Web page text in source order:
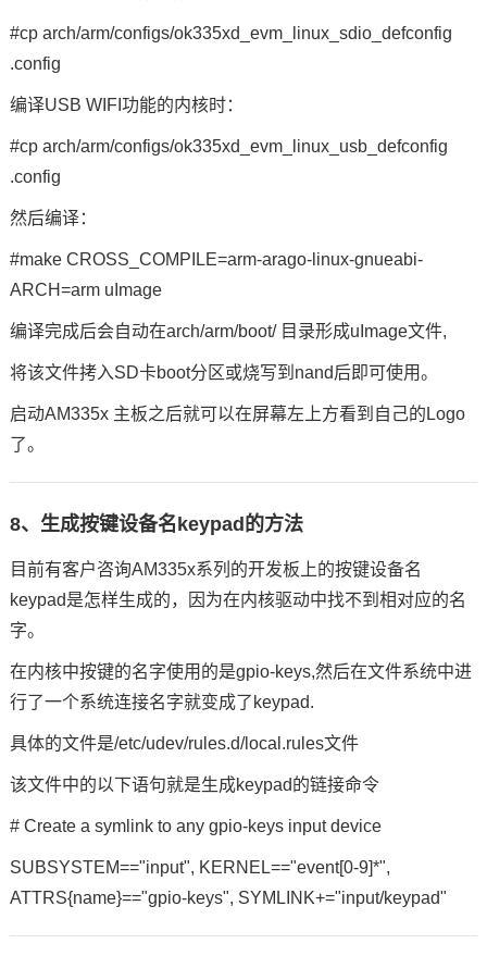
#cp arch/arm/configs/ok335xd_evm_linux_sdio_defconfig
.config
编译USB WIFI功能的内核时：
#cp arch/arm/configs/ok335xd_evm_linux_usb_defconfig
.config
然后编译：
#make CROSS_COMPILE=arm-arago-linux-gnueabi-
ARCH=arm uImage
编译完成后会自动在arch/arm/boot/ 目录形成uImage文件,
将该文件拷入SD卡boot分区或烧写到nand后即可使用。
启动AM335x 主板之后就可以在屏幕左上方看到自己的Logo
了。
8、生成按键设备名keypad的方法
目前有客户咨询AM335x系列的开发板上的按键设备名
keypad是怎样生成的，因为在内核驱动中找不到相对应的名
字。
在内核中按键的名字使用的是gpio-keys,然后在文件系统中进
行了一个系统连接名字就变成了keypad.
具体的文件是/etc/udev/rules.d/local.rules文件
该文件中的以下语句就是生成keypad的链接命令
# Create a symlink to any gpio-keys input device
SUBSYSTEM=="input", KERNEL=="event[0-9]*",
ATTRS{name}=="gpio-keys", SYMLINK+="input/keypad"